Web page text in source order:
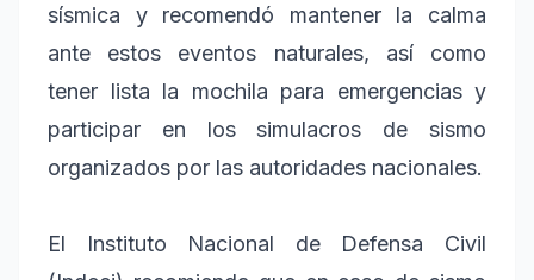
sísmica y recomendó mantener la calma
ante estos eventos naturales, así como
tener lista la mochila para emergencias y
participar en los simulacros de sismo
organizados por las autoridades nacionales.
El Instituto Nacional de Defensa Civil